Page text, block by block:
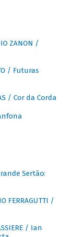
ZANON /
/ Futuras
/ Cor da Corda
Sertão:
FERRAGUTTI /
/ Ian